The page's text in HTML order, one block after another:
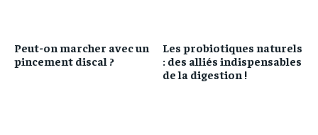
Peut-on marcher avec un
pincement discal ?
Les probiotiques naturels
: des alliés indispensables
de la digestion !